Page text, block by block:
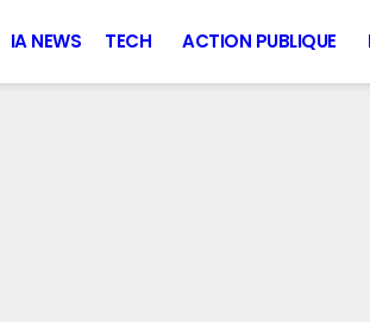
IA NEWS TECH ACTION PUBLIQUE